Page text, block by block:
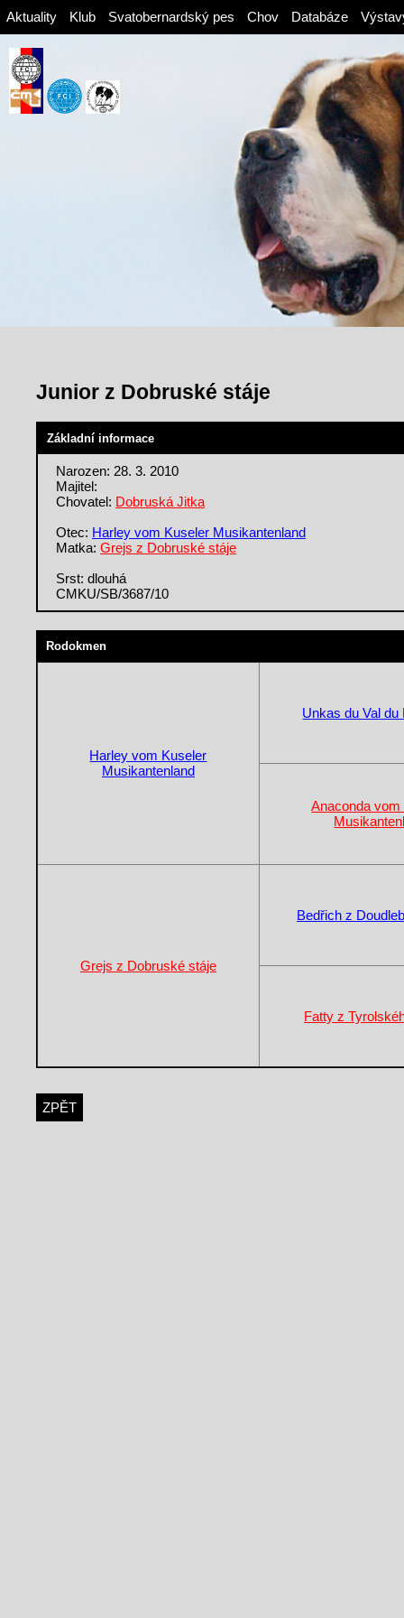
Aktuality Klub Svatobernardský pes Chov Databáze
Junior z Dobruské stáje
Základní informace
Narozen: 28. 3. 2010
Majitel:
Chovatel: Dobruská Jitka
Otec: Harley vom Kuseler Musikantenland
Matka: Grejs z Dobruské stáje
Srst: dlouhá
CMKU/SB/3687/10
Rodokmen
Harley vom Kuseler
Musikantenland
Unkas du Val du
Anaconda vom
Grejs z Dobruské stáje
Bedřich z
Fatty z
ZPĚT